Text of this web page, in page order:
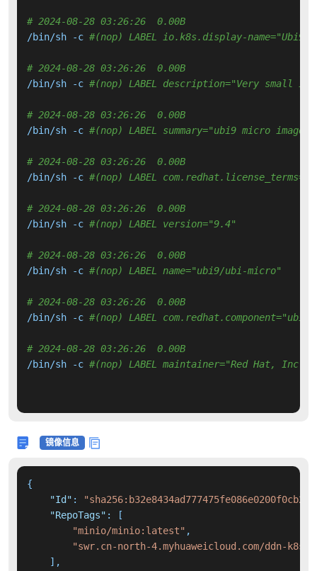
# 2024-08-28 03:26:26  0.00B
/bin/sh -c #(nop) LABEL io.k8s.display-name="Ubi9-
# 2024-08-28 03:26:26  0.00B
/bin/sh -c #(nop) LABEL description="Very small
# 2024-08-28 03:26:26  0.00B
/bin/sh -c #(nop) LABEL summary="ubi9 micro image"
# 2024-08-28 03:26:26  0.00B
/bin/sh -c #(nop) LABEL
# 2024-08-28 03:26:26  0.00B
/bin/sh -c #(nop) LABEL version="9.4"
# 2024-08-28 03:26:26  0.00B
/bin/sh -c #(nop) LABEL name="ubi9/ubi-micro"
# 2024-08-28 03:26:26  0.00B
/bin/sh -c #(nop) LABEL
# 2024-08-28 03:26:26  0.00B
/bin/sh -c #(nop) LABEL maintainer="Red Hat, Inc."
镜像信息
{
"Id" :
"RepoTags" :
[
"minio/minio:latest" ,
"swr.cn-north-4.myhuaweicloud.com/ddn-
] ,